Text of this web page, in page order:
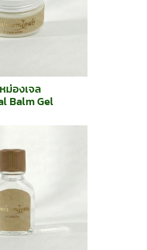
ม่องเจล
Balm Gel